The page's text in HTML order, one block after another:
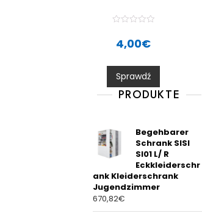
0
o
u
t
4,00€
Sprawdź
PRODUKTE
Begehbarer
Schrank SISI
SI01 L/ R
Eckkleiderschr
ank Kleiderschrank
Jugendzimmer
670,82€